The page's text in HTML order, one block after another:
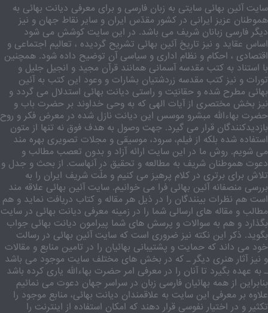
سایت آئین بهائی سایتی به زبان فارسی و برای معرفی دیانت بهائی به
هموطنان عزیز ایرانی در کشور مقدّس ایران و سایر نقاط جهان و نیز
دیگر فارسی زبانان شریف می باشد. در این سایت کوشش می شود
اساس عقاید و نیز تاریخ آئین بهائی تشریح گردیده ، تعالیم اجتماعی و
اقتصادی ، احکام و نظام اداری و سیاسی آن توضیح داده شود. همچنین
با استناد به کتب مقدسه آسمانی همانند قرآن مجید و انجیل جلیل و
تورات و نیز کتب مقدسه زردشتیان بشارات و وعود این کتب به آئین
بهائی مطرح شده و حقانیّت و راستی دیانت بهائی استدلال می گردد و
نیز بخش مختصری از آیات الهی که به وحی خداوند بر حضرت باب و
حضرت بهاءالله مبشرو موسس این دیانت نازل شده در معرض فکر و روح
بازدیدکنندگان قرار می گیرد. جهت وصول به هدف فوق نه تنها از متون
استفاده شده بلکه از فیلم، سرود، موسیقی و مجلات تصویری بهره مند
می شویم. روش ما در این سایت ارائه آزاد و بدون تعصب مطالب و
دعوت هموطنان شریف به مطالعه و تحقیق در آنهاست. از بحث و جدل و
تلاش برای برتری در کلام پرهیز می کنیم و ملّت شریف ایران را به
بررسی منصفانه آئین بهائی فرا می خوانیم. سایت آئین بهائی علاقه مند
است هم نظرات بینندگان را در ذیل هر مقاله و کتاب دریافت نماید و هم
مطالب و مقاله های ارسالی شما را در زمینه معرفی دیانت بهائی در سایت
بگذارد و هم به سوالات و پرسش های شما پیرامون دیانت بهائی جواب
بگوید. ذکر این نکته نیز ضروری است که سایت آئین بهائی در رسالت
خود می داند که حمایت و پشتیبانی بهائیان را در تامین منابع و مقالات
و نیز آثار هنری دیگر ـ که در بخش های مختلف سایت موجود می باشد
ـ به عهده بگیرد تا آنان را در معرفی امر حضرت بهاءالله یاری کرده باشد
بنابراین از همه بهائیان فارسی زبان در سراسر جهان دعوت می نمائیم
علاوه بر معرفی این سایت به علاقمندان دیانت بهائی، منابع موجود را
تکثیر و در اختیار نفوسی قرار دهند که امکان استفاده از اینترنت را